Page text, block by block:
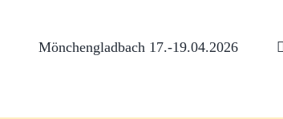
Mönchengladbach 17.-19.04.2026